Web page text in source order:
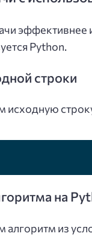
эффективнее
Python.
строки
исходную
на
из